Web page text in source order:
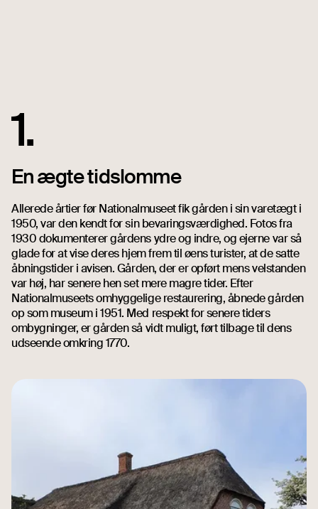
1.
En ægte tidslomme
Allerede årtier før Nationalmuseet fik gården i sin varetægt i
1950, var den kendt for sin bevaringsværdighed. Fotos fra
1930 dokumenterer gårdens ydre og indre, og ejerne var så
glade for at vise deres hjem frem til øens turister, at de satte
åbningstider i avisen. Gården, der er opført mens velstanden
var høj, har senere hen set mere magre tider. Efter
Nationalmuseets omhyggelige restaurering, åbnede gården
op som museum i 1951. Med respekt for senere tiders
ombygninger, er gården så vidt muligt, ført tilbage til dens
udseende omkring 1770.